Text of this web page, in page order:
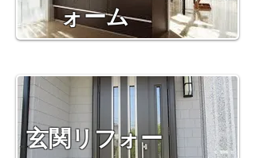
ォーム
​玄関リフォー